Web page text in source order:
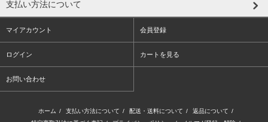
支払い方法について
マイアカウント 会員登録
ログイン カートを見る
お問い合わせ
ホーム / 支払い方法について / 配送・送料について / 返品について /